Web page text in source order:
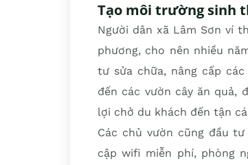
Tạo môi trường sinh
Người dân xã Lâm Sơn ví
phương, cho nên nhiều
tư sửa chữa, nâng cấp
đến các vườn cây ăn quả,
lợi chở du khách đến tận
Các chủ vườn cũng đầu
cập wifi miễn phí, phòng